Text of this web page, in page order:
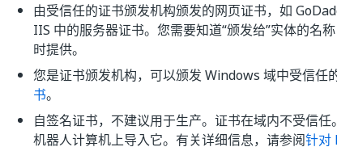
由受信任的证书颁发机构颁发的网页证书，如
IIS 中的服务器证书。您需要知道“颁发给”实体的名
时提供。
您是证书颁发机构，可以颁发 Windows 域中受信任
书。
自签名证书，不建议用于生产。证书在域内不受信
机器人计算机上导入它。有关详细信息，请参阅针对